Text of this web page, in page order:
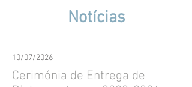
Notícias
10/07/2026
Cerimónia de Entrega de